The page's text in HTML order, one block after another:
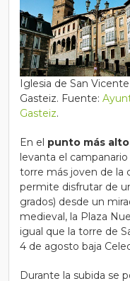
Iglesia de San
Gasteiz. Fuente:
Gasteiz.
En el punto más
levanta el
torre más joven de la
permite disfrutar de
grados) desde un
medieval, la Plaza
igual que la torre de
4 de agosto baja
Durante la subida se